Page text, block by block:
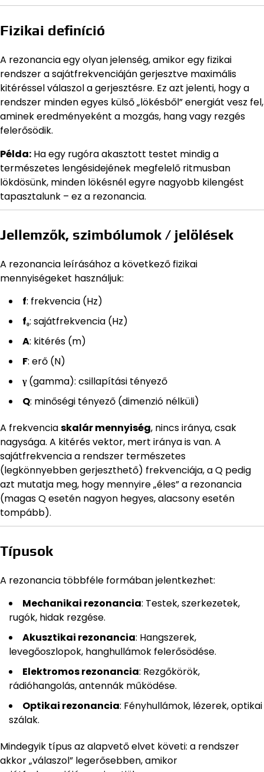
Fizikai definíció
A rezonancia egy olyan jelenség, amikor egy fizikai
rendszer a sajátfrekvenciáján gerjesztve maximális
kitéréssel válaszol a gerjesztésre. Ez azt jelenti, hogy a
rendszer minden egyes külső „lökésből” energiát vesz fel,
aminek eredményeként a mozgás, hang vagy rezgés
felerősödik.
Példa: Ha egy rugóra akasztott testet mindig a
természetes lengésidejének megfelelő ritmusban
lökdösünk, minden lökésnél egyre nagyobb kilengést
tapasztalunk – ez a rezonancia.
Jellemzők, szimbólumok / jelölések
A rezonancia leírásához a következő fizikai
mennyiségeket használjuk:
f: frekvencia (Hz)
f₀: sajátfrekvencia (Hz)
A: kitérés (m)
F: erő (N)
γ(gamma): csillapítási tényező
Q: minőségi tényező (dimenzió nélküli)
A frekvenciaskalár mennyiség, nincs iránya, csak
nagysága. A kitérés vektor, mert iránya is van. A
sajátfrekvencia a rendszer természetes
(legkönnyebben gerjeszthető) frekvenciája, a Q pedig
azt mutatja meg, hogy mennyire „éles” a rezonancia
(magas Q esetén nagyon hegyes, alacsony esetén
tompább).
Típusok
A rezonancia többféle formában jelentkezhet:
Mechanikai rezonancia: Testek, szerkezetek,
rugók, hidak rezgése.
Akusztikai rezonancia: Hangszerek,
levegőoszlopok, hanghullámok felerősödése.
Elektromos rezonancia: Rezgőkörök,
rádióhangolás, antennák működése.
Optikai rezonancia: Fényhullámok, lézerek, optikai
szálak.
Mindegyik típus az alapvető elvet követi: a rendszer
akkor „válaszol” legerősebben, amikor